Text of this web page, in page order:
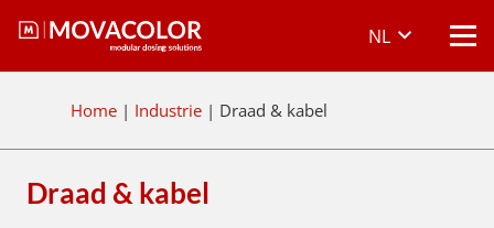
NL
Home | Industrie | Draad & kabel
Draad & kabel